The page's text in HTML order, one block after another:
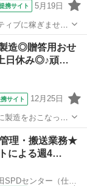
携サイト 5月19日
ブに稼ぎません
らきや造◎贈答用おせ
日休み◎♪頑…
サイト 12月25日
業が進められます
理・搬送業務★
による週4…
ワタキューセイモア東北支店//秋田SPDセンター（仕事ID：41985）